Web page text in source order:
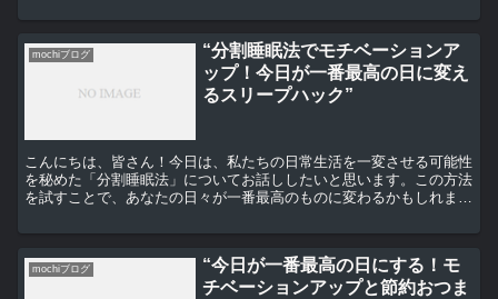
mochiブログ
“分割睡眠法でモチベーションア
ップ！今日が一番最高の日に変え
るスリープハック”
こんにちは、皆さん！今日は、私たちの日常生活を一変させる可能性
を秘めた「分割睡眠法」についてお話ししたいと思います。この方法
を試すことで、あなたの日々が一番最高のものに変わるかもしれませ
mochiブログ
“今日が一番最高の日にする！モ
チベーションアップと節約おつま